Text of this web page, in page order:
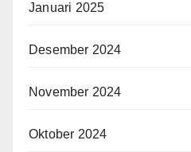
Januari 2025
Desember 2024
November 2024
Oktober 2024